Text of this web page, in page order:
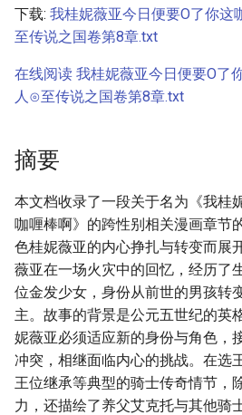
下载: 我桂妮薇亚今日便要O了你
至传说之国卷第8章.txt
在线阅读 我桂妮薇亚今日便要O了
人⊙至传说之国卷第8章.txt
摘要
本文档收录了一段关于名为《我桂
咖喱棒啊》的跨性别相关漫画章节
色桂妮薇亚的内心挣扎与转变而展
薇亚在一场火灾中的回忆，经历了
位金发少女，身份从前世的男孩转
主。故事的背景是公元五世纪的英
妮薇亚必须适应新的身份与角色，
冲突，相继面临内心的挑战。在选
王位继承等典型的骑士传奇情节，
力，还描绘了养父艾克托与其他骑